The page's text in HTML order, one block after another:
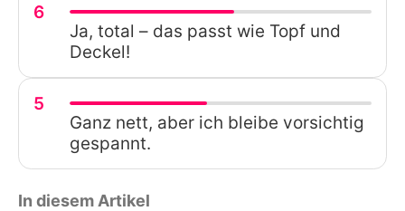
6
Ja, total – das passt wie Topf und
Deckel!
5
Ganz nett, aber ich bleibe vorsichtig
gespannt.
In diesem Artikel